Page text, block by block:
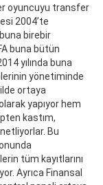
oyuncuyu transfer
2004’te
birebir
buna bütün
yılında buna
yönetiminde
ortaya
yapıyor hem
kastım,
Bu
tüm kayıtlarını
Ayrıca Finansal